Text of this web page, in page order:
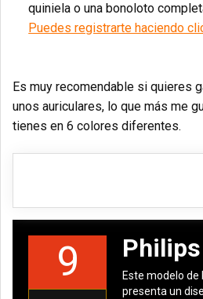
quiniela o una bonoloto
Puedes registrarte haciendo
Es muy recomendable si quieres
unos auriculares, lo que más me
tienes en 6 colores diferentes.
9
Este modelo de
presenta un